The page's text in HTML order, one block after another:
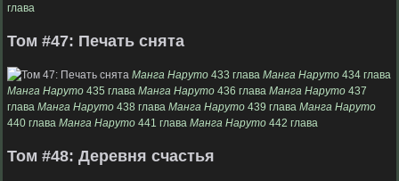
глава
Том #47: Печать снята
Манга Наруто 433 глава Манга Наруто 434 глава
Манга Наруто 435 глава Манга Наруто 436 глава Манга Наруто 437
глава Манга Наруто 438 глава Манга Наруто 439 глава Манга Наруто
440 глава Манга Наруто 441 глава Манга Наруто 442 глава
Том #48: Деревня счастья